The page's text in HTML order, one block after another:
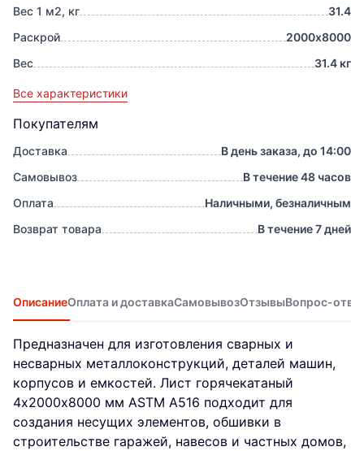
Вес 1 м2, кг
31.4
Раскрой
2000х8000
Вес
31.4 кг
Все характеристики
Покупателям
Доставка
В день заказа, до 14:00
Самовывоз
В течение 48 часов
Оплата
Наличными, безналичным
Возврат товара
В течение 7 дней
ОписаниеОплата и доставкаСамовывозОтзывыВопрос-
Предназначен для изготовления сварных и
несварных металлоконструкций, деталей машин,
корпусов и емкостей. Лист горячекатаный
4х2000х8000 мм ASTM A516 подходит для
создания несущих элементов, обшивки в
строительстве гаражей, навесов и частных домов,